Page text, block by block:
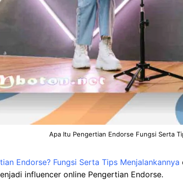
Apa Itu Pengertian Endorse Fungsi Serta
Endorse? Fungsi Serta Tips Menjalankannya
influencer online Pengertian Endorse.